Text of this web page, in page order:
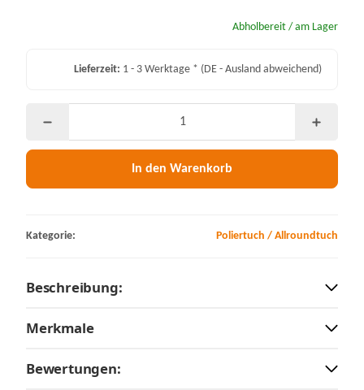
Abholbereit / am Lager
Lieferzeit: 1 - 3 Werktage * (DE - Ausland abweichend)
In den Warenkorb
Kategorie: Poliertuch / Allroundtuch
Beschreibung:
Merkmale
Bewertungen: